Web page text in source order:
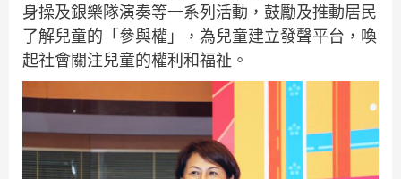
身操及銀樂隊演奏等一系列活動，鼓勵及推動居民
了解兒童的「參與權」，為兒童建立發聲平台，喚
起社會關注兒童的權利和福祉。